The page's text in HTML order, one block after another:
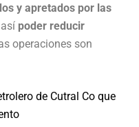
y apretados por las
poder reducir
operaciones son
de Cutral Co que